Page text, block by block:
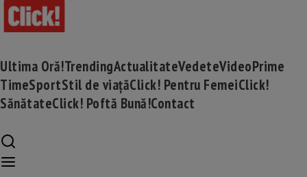
Ultima Oră!TrendingActualitateVedeteVideoPrime
TimeSportStil de viațăClick! Pentru FemeiClick!
SănătateClick! Poftă Bună!Contact